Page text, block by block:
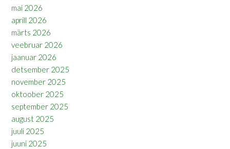
mai 2026
aprill 2026
märts 2026
veebruar 2026
jaanuar 2026
detsember 2025
november 2025
oktoober 2025
september 2025
august 2025
juuli 2025
juuni 2025